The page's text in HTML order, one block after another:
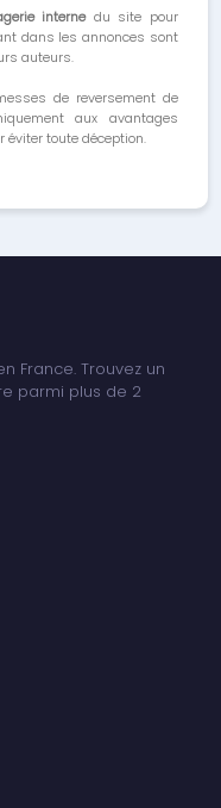
internedu site pour
dans les annonces sont
auteurs.
de reversement de
aux avantages
toute déception.
France. Trouvez un
parmi plus de 2